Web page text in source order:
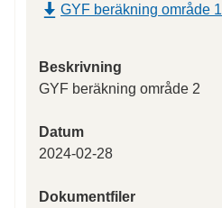
GYF beräkning område 1
Beskrivning
GYF beräkning område 2
Datum
2024-02-28
Dokumentfiler